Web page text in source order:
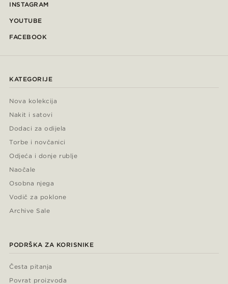
INSTAGRAM
YOUTUBE
FACEBOOK
KATEGORIJE
Nova kolekcija
Nakit i satovi
Dodaci za odijela
Torbe i novčanici
Odjeća i donje rublje
Naočale
Osobna njega
Vodič za poklone
Archive Sale
PODRŠKA ZA KORISNIKE
Česta pitanja
Povrat proizvoda